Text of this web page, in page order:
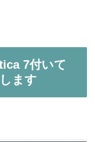
7付いて
ます